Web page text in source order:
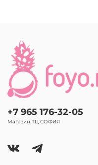
+7 965 176-32-05
Магазин ТЦ СОФИЯ